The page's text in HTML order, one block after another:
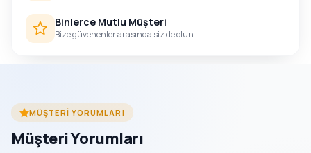
Binlerce Mutlu Müşteri
Bize güvenenler arasında siz de olun
MÜŞTERI YORUMLARI
Müşteri Yorumları